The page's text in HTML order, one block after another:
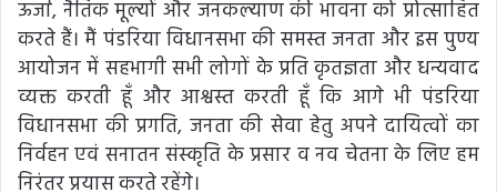
ऊर्जा, नैतिक मूल्यों और जनकल्याण की भावना को प्रोत्साहित
करते हैं। मैं पंडरिया विधानसभा की समस्त जनता और इस पुण्य
आयोजन में सहभागी सभी लोगों के प्रति कृतज्ञता और धन्यवाद
व्यक्त करती हूँ और आश्वस्त करती हूँ कि आगे भी पंडरिया
विधानसभा की प्रगति, जनता की सेवा हेतु अपने दायित्वों का
निर्वहन एवं सनातन संस्कृति के प्रसार व नव चेतना के लिए हम
निरंतर प्रयास करते रहेंगे।